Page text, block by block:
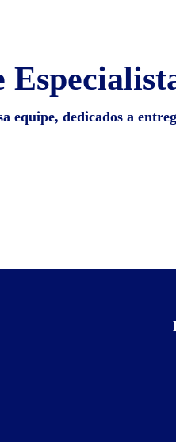
equipe, dedicados a